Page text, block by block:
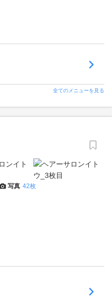
全てのメニューを見る
写真 42枚